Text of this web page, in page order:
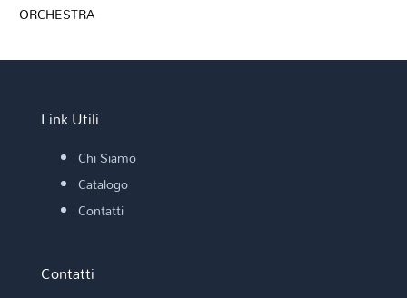
ORCHESTRA
Link Utili
Chi Siamo
Catalogo
Contatti
Contatti